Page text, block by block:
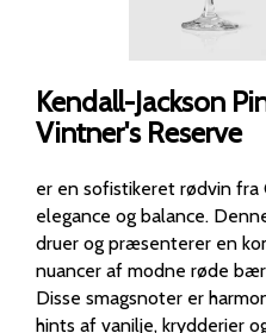
Kendall-Jackson
Vintner's Reserve
er en sofistikeret rødvin fra
elegance og balance. Denne vin er lavet på Pinot Noir-
druer og præsenterer en
nuancer af modne røde
Disse smagsnoter er
hints af vanilje, krydderier